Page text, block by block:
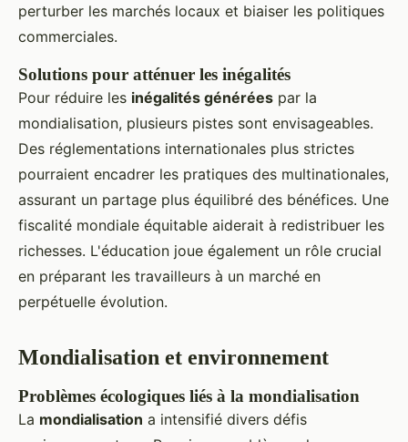
perturber les marchés locaux et biaiser les politiques
commerciales.
Solutions pour atténuer les inégalités
Pour réduire les inégalités générées par la
mondialisation, plusieurs pistes sont envisageables.
Des réglementations internationales plus strictes
pourraient encadrer les pratiques des multinationales,
assurant un partage plus équilibré des bénéfices. Une
fiscalité mondiale équitable aiderait à redistribuer les
richesses. L'éducation joue également un rôle crucial
en préparant les travailleurs à un marché en
perpétuelle évolution.
Mondialisation et environnement
Problèmes écologiques liés à la mondialisation
La mondialisation a intensifié divers défis